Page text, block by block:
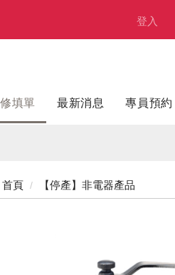
登入
填單 最新消息 專員預約
首頁 【停產】非電器產品